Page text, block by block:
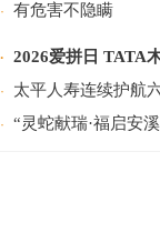
· 有危害不隐瞒
· 2026爱拼日 TATA
· 太平人寿连续护航
· “灵蛇献瑞·福启安